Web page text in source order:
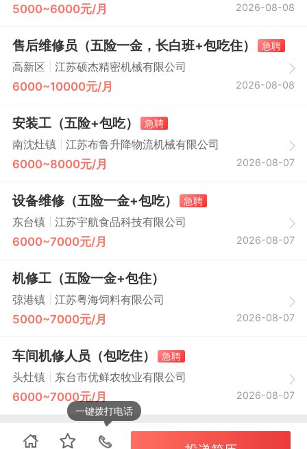
5000~6000元/月 2026-08-08
售后维修员（五险一金，长白班+包吃住）
急聘
高新区
江苏硕杰精密机械有限公司
6000~10000元/月 2026-08-08
安装工（五险+包吃）
急聘
南沈灶镇
江苏布鲁升降物流机械有限公司
6000~8000元/月 2026-08-07
设备维修（五险一金+包吃）
急聘
东台镇
江苏宇航食品科技有限公司
6000~7000元/月 2026-08-07
机修工（五险一金+包住）
弶港镇 江苏粤海饲料有限公司
5000~7000元/月 2026-08-07
车间机修人员（包吃住）
急聘
头灶镇
东台市优鲜农牧业有限公司
6000~7000元/月
2026-08-07
一键拨打电话